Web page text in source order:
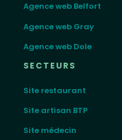
Agence web Belfort
Agence web Gray
Agence web Dole
SECTEURS
Site restaurant
Site artisan BTP
Site médecin